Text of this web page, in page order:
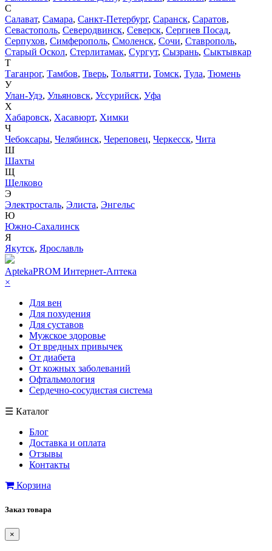
С
Салават, Самара, Санкт-Петербург, Саранск, Саратов,
Севастополь, Северодвинск, Северск, Сергиев Посад,
Серпухов, Симферополь, Смоленск, Сочи, Ставрополь,
Старый Оскол, Стерлитамак, Сургут, Сызрань, Сыктывкар
Т
Таганрог, Тамбов, Тверь, Тольятти, Томск, Тула, Тюмень
У
Улан-Удэ, Ульяновск, Уссурийск, Уфа
Х
Хабаровск, Хасавюрт, Химки
Ч
Чебоксары, Челябинск, Череповец, Черкесск, Чита
Ш
Шахты
Щ
Щелково
Э
Электросталь, Элиста, Энгельс
Ю
Южно-Сахалинск
Я
Якутск, Ярославль
AptekaPROM Интернет-Аптека
×
Для вен
Для похудения
Для суставов
Мужское здоровье
От вредных привычек
От диабета
От кожных заболеваний
Офтальмология
Сердечно-сосудистая система
☰ Каталог
Блог
Доставка и оплата
Отзывы
Контакты
Корзина
Заказ товара
×